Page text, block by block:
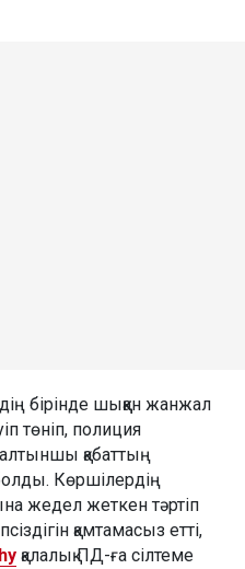
бірінде шыққан жанжал
төніп, полиция
алтыншы қабаттың
Көршілердің
жедел жеткен тәртіп
қамтамасыз етті,
қалалық ПД-ға сілтеме